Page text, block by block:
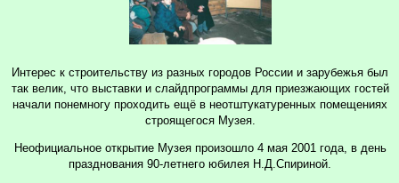
Интерес к строительству из разных городов России и зарубежья был
так велик, что выставки и слайдпрограммы для приезжающих гостей
начали понемногу проходить ещё в неотштукатуренных помещениях
строящегося Музея.
Неофициальное открытие Музея произошло 4 мая 2001 года, в день
празднования 90-летнего юбилея Н.Д.Спириной.